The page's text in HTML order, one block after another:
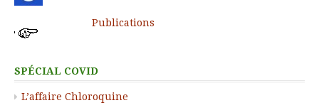
Publications
SPÉCIAL COVID
L’affaire Chloroquine